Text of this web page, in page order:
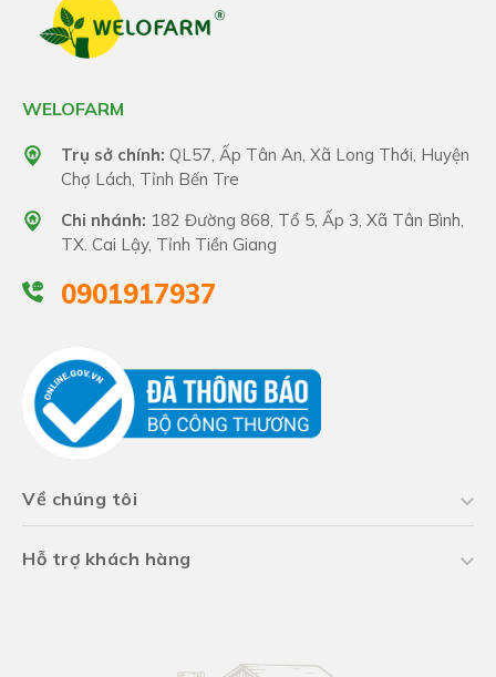
WELOFARM
Trụ sở chính: QL57, Ấp Tân An, Xã Long Thới, Huyện
Chợ Lách, Tỉnh Bến Tre
Chi nhánh: 182 Đường 868, Tổ 5, Ấp 3, Xã Tân Bình,
TX. Cai Lậy, Tỉnh Tiền Giang
0901917937
Về chúng tôi
Hỗ trợ khách hàng